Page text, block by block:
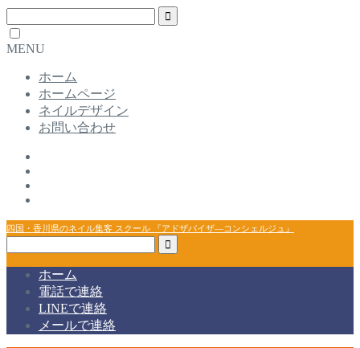
MENU
ホーム
ホームページ
ネイルデザイン
お問い合わせ
四国・香川県のネイル集客 スクール 『アドザバイザ―コンシェルジュ』
ホーム
電話で連絡
LINEで連絡
メールで連絡